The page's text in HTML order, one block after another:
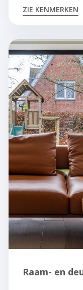
ZIE KENMERKEN
Raam- en